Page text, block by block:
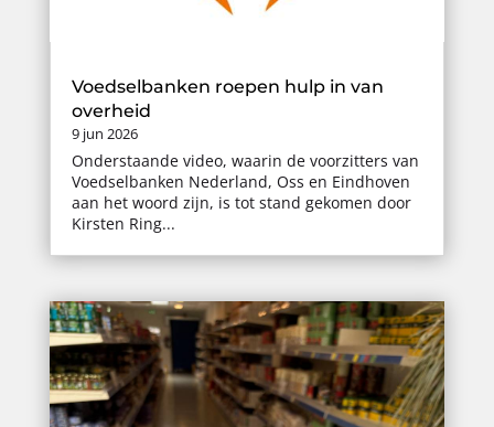
Voedselbanken roepen hulp in van
overheid
9 jun 2026
Onderstaande video, waarin de voorzitters van
Voedselbanken Nederland, Oss en Eindhoven
aan het woord zijn, is tot stand gekomen door
Kirsten Ring...